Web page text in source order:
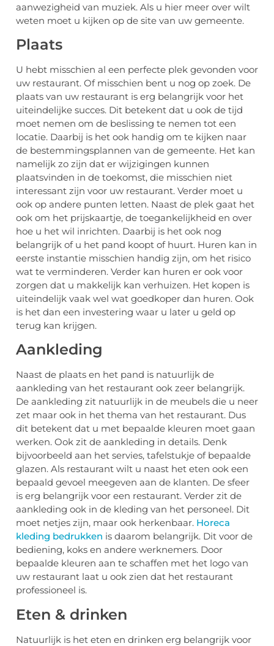
aanwezigheid van muziek. Als u hier meer over wilt
weten moet u kijken op de site van uw gemeente.
Plaats
U hebt misschien al een perfecte plek gevonden voor
uw restaurant. Of misschien bent u nog op zoek. De
plaats van uw restaurant is erg belangrijk voor het
uiteindelijke succes. Dit betekent dat u ook de tijd
moet nemen om de beslissing te nemen tot een
locatie. Daarbij is het ook handig om te kijken naar
de bestemmingsplannen van de gemeente. Het kan
namelijk zo zijn dat er wijzigingen kunnen
plaatsvinden in de toekomst, die misschien niet
interessant zijn voor uw restaurant. Verder moet u
ook op andere punten letten. Naast de plek gaat het
ook om het prijskaartje, de toegankelijkheid en over
hoe u het wil inrichten. Daarbij is het ook nog
belangrijk of u het pand koopt of huurt. Huren kan in
eerste instantie misschien handig zijn, om het risico
wat te verminderen. Verder kan huren er ook voor
zorgen dat u makkelijk kan verhuizen. Het kopen is
uiteindelijk vaak wel wat goedkoper dan huren. Ook
is het dan een investering waar u later u geld op
terug kan krijgen.
Aankleding
Naast de plaats en het pand is natuurlijk de
aankleding van het restaurant ook zeer belangrijk.
De aankleding zit natuurlijk in de meubels die u neer
zet maar ook in het thema van het restaurant. Dus
dit betekent dat u met bepaalde kleuren moet gaan
werken. Ook zit de aankleding in details. Denk
bijvoorbeeld aan het servies, tafelstukje of bepaalde
glazen. Als restaurant wilt u naast het eten ook een
bepaald gevoel meegeven aan de klanten. De sfeer
is erg belangrijk voor een restaurant. Verder zit de
aankleding ook in de kleding van het personeel. Dit
moet netjes zijn, maar ook herkenbaar. Horeca
kleding bedrukken is daarom belangrijk. Dit voor de
bediening, koks en andere werknemers. Door
bepaalde kleuren aan te schaffen met het logo van
uw restaurant laat u ook zien dat het restaurant
professioneel is.
Eten & drinken
Natuurlijk is het eten en drinken erg belangrijk voor